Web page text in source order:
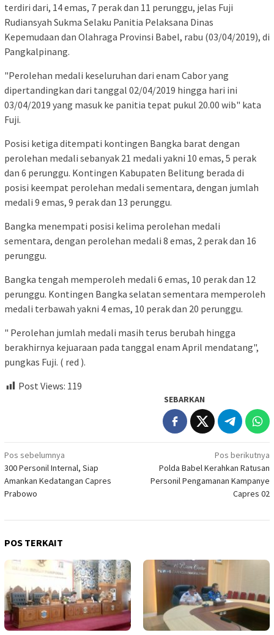
terdiri dari, 14 emas, 7 perak dan 11 perunggu, jelas Fuji
Rudiansyah Sukma Selaku Panitia Pelaksana Dinas
Kepemudaan dan Olahraga Provinsi Babel, rabu (03/04/2019), di
Pangkalpinang.
"Perolehan medali keseluruhan dari enam Cabor yang
dipertandingkan dari tanggal 02/04/2019 hingga hari ini
03/04/2019 yang masuk ke panitia tepat pukul 20.00 wib" kata
Fuji.
Posisi ketiga ditempati kontingen Bangka barat dengan
perolehan medali sebanyak 21 medali yakni 10 emas, 5 perak
dan 6 perunggu. Kontingen Kabupaten Belitung berada di
posisi keempat perolehan medali sementara, dengan jumlah
medali 9 emas, 9 perak dan 13 perunggu.
Bangka menempati posisi kelima perolehan medali
sementara, dengan perolehan medali 8 emas, 2 perak dan 16
perunggu.
Bangka tengah memperoleh medali 6 emas, 10 perak dan 12
perunggu. Kontingen Bangka selatan sementara memperoleh
medali terbawah yakni 4 emas, 10 perak dan 20 perunggu.
" Perolehan jumlah medali masih terus berubah hingga
berakhirnya kejuaraan pada tanggal enam April mendatang",
pungkas Fuji. ( red ).
Post Views: 119
SEBARKAN
Navigasi
pos
Pos sebelumnya
300 Personil Internal, Siap
Amankan Kedatangan Capres
Prabowo
Pos berikutnya
Polda Babel Kerahkan Ratusan
Personil Pengamanan Kampanye
Capres 02
POS TERKAIT